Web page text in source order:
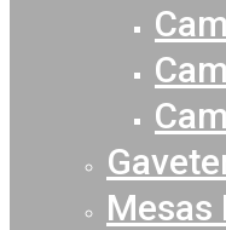
Mesas